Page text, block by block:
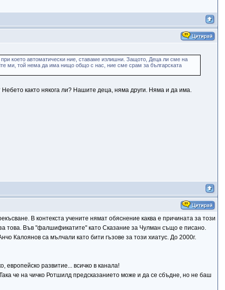
което автоматически ние, ставаме излишни. Защото, Деца ли сме на
ми, той нема да има нищо общо с нас, ние сме срам за българската
както някога ли? Нашите деца, няма други. Няма и да има.
В контекста учените нямат обяснение каква е причината за този
това. Във "фалшификатите" като Сказание за Чулман също е писано.
Калоянов са мълчали като бити гъзове за този хиатус. До 2000г.
развитие... всичко в канала!
че на чичко Ротшилд предсказанието може и да се сбъдне, но не баш